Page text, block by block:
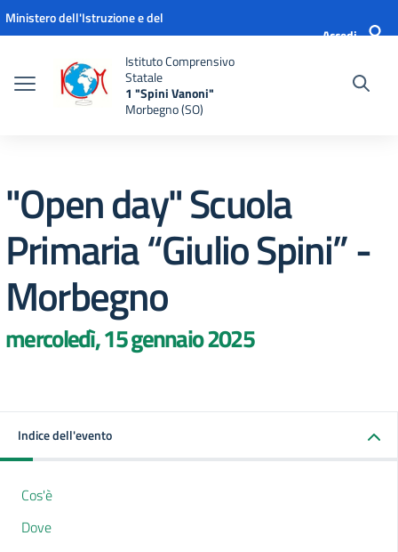
Vai ai contenuti
Vai al menu di navigazione
Vai al footer
Ministero dell'Istruzione e del
Accedi
Istituto Comprensivo
Statale
1 "Spini Vanoni"
Morbegno (SO)
"Open day" Scuola
Primaria “Giulio Spini” -
Morbegno
mercoledì, 15 gennaio 2025
Indice dell'evento
Cos'è
Dove